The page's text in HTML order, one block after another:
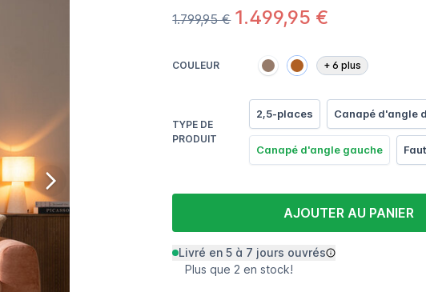
1.799,95 € 1.499,95 €
COULEUR +6 plus
TYPE DE
PRODUIT
2,5-places Canapé d'angle
Canapé d'angle gauche
AJOUTER AU PANIER
Livré en 5 à 7 jours ouvrés
Plus que 2 en stock!